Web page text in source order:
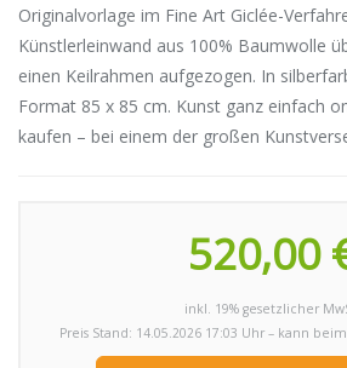
Originalvorlage im Fine Art Giclée-
Künstlerleinwand aus 100% Baumwolle
einen Keilrahmen aufgezogen. In
Format 85 x 85 cm. Kunst ganz einfach
kaufen – bei einem der großen
520,00
inkl. 19% gesetzlicher
Preis Stand: 14.05.2026 17:03 Uhr – kann